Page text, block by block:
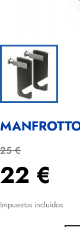
25 €
22 €
Impuestos incluidos